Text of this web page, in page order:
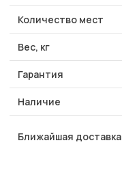
Количество мест
Вес, кг
Гарантия
Наличие
Ближайшая доставка